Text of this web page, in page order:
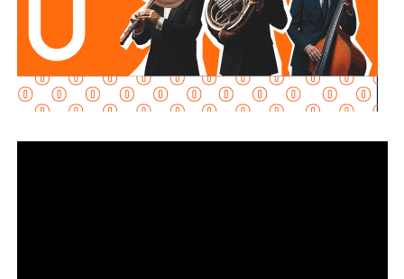
aledañas, los principales destinos turísticos y la red
carretera estatal, además destacó que la estrategia fue
planeada con anticipación y retoma la experiencia y los
resultados obtenidos durante eloperativo
implementado en la edición 2025.
Para este despliegue se contará con la participación de